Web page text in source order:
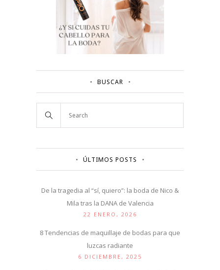
BUSCAR
ÚLTIMOS POSTS
De la tragedia al “sí, quiero”: la boda de Nico &
Mila tras la DANA de Valencia
22 ENERO, 2026
8 Tendencias de maquillaje de bodas para que
luzcas radiante
6 DICIEMBRE, 2025